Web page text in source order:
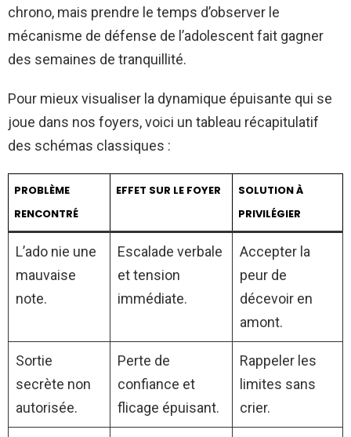
chrono, mais prendre le temps d’observer le
mécanisme de défense de l’adolescent fait gagner
des semaines de tranquillité.
Pour mieux visualiser la dynamique épuisante qui se
joue dans nos foyers, voici un tableau récapitulatif
des schémas classiques :
PROBLÈME
RENCONTRÉ
EFFET SUR LE FOYER
SOLUTION À
PRIVILÉGIER
L’ado nie une
mauvaise
note.
Escalade verbale
et tension
immédiate.
Accepter la
peur de
décevoir en
amont.
Sortie
secrète non
autorisée.
Perte de
confiance et
flicage épuisant.
Rappeler les
limites sans
crier.